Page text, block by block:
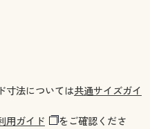
寸法については共通サイズガイ
用ガイド
をご確認くださ